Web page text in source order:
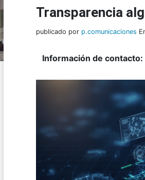
Transparencia
publicado por p.comunicaciones
Información de contacto: